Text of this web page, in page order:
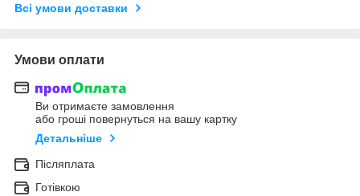
Всі умови доставки
Умови оплати
Ви отримаєте замовлення
або гроші повернуться на вашу картку
Детальніше
Післяплата
Готівкою